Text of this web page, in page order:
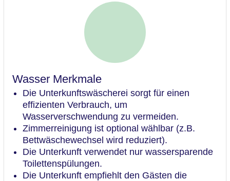
Wasser Merkmale
Die Unterkunftswäscherei sorgt für einen
effizienten Verbrauch, um
Wasserverschwendung zu vermeiden.
Zimmerreinigung ist optional wählbar (z.B.
Bettwäschewechsel wird reduziert).
Die Unterkunft verwendet nur wassersparende
Toilettenspülungen.
Die Unterkunft empfiehlt den Gästen die